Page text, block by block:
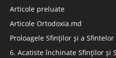
Articole preluate
Articole Ortodoxia.md
Proloagele Sfinților și a Sfintelor
6. Acatiste închinate Sfinților și